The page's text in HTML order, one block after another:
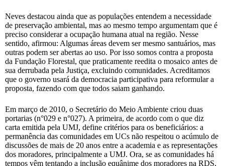
Neves destacou ainda que as populações entendem a necessidade
de preservação ambiental, mas ao mesmo tempo argumentam que é
preciso considerar a ocupação humana atual na região. Nesse
sentido, afirmou: Algumas áreas devem ser mesmo santuários, mas
outras podem ser abertas ao uso. Por isso somos contra a proposta
da Fundação Florestal, que praticamente reedita o mosaico antes de
sua derrubada pela Justiça, excluindo comunidades. Acreditamos
que o governo usará da democracia participativa para reformular a
proposta, fazendo com que todos saiam ganhando.
Em março de 2010, o Secretário do Meio Ambiente criou duas
portarias (n°029 e n°027). A primeira, de acordo com o que diz
carta emitida pela UMJ, define critérios para os beneficiários: a
permanência das comunidades em UCs não respeitou o acúmulo de
discussões de mais de 20 anos entre a academia e as representações
dos moradores, principalmente a UMJ. Ora, se as comunidades há
tempos vêm tentando a inclusão equânime dos moradores na RDS,